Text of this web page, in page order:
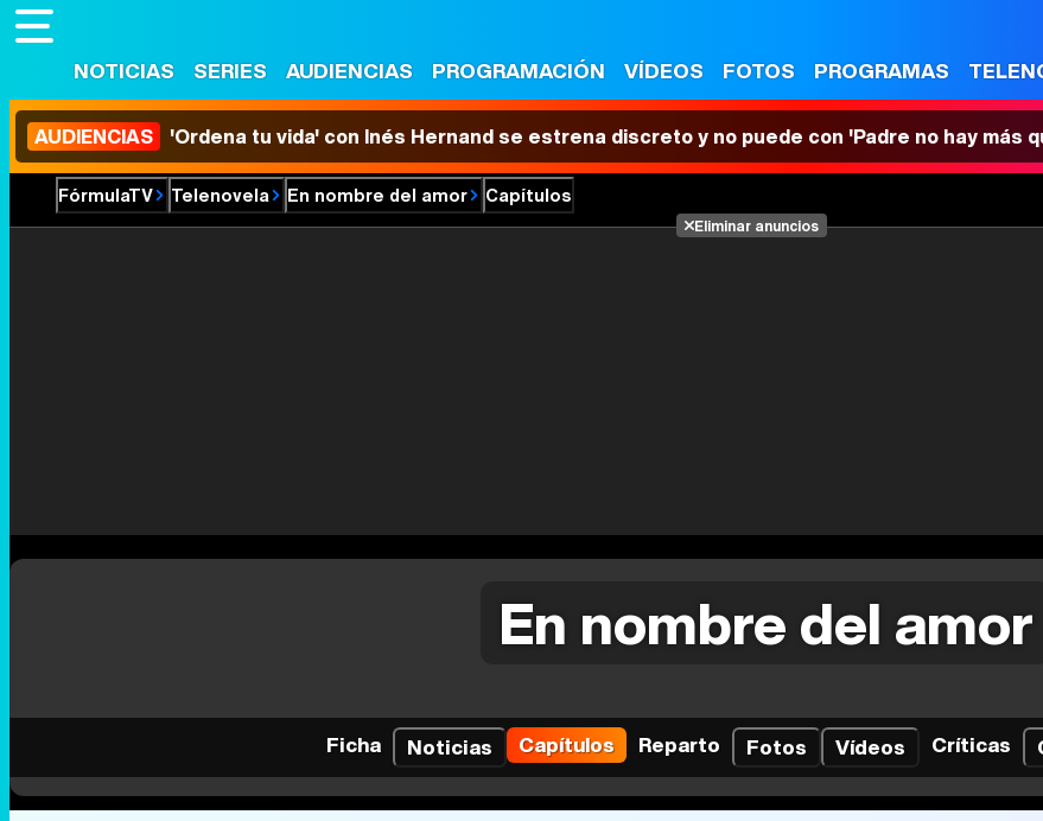
NOTICIAS SERIES AUDIENCIAS PROGRAMACIÓN VÍDEOS FOTOS PROGRAMAS
AUDIENCIAS 'Ordena tu vida' con Inés Hernand se estrena discreto y no puede con 'Padre no hay más
FórmulaTV Telenovela En nombre del amor Capítulos
Eliminar anuncios
En nombre del amor
Ficha Noticias Capítulos Reparto Fotos Vídeos Críticas